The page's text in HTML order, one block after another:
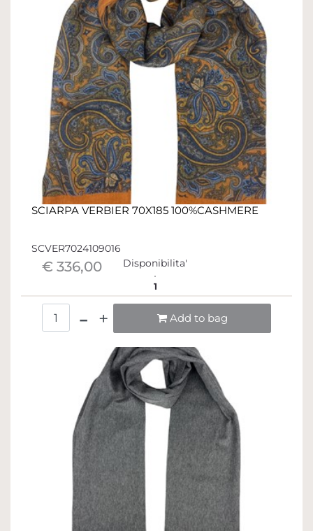
SCIARPA VERBIER 70X185 100%CASHMERE
SCVER7024109016
€ 336,00 Disponibilita'
1
Add to bag